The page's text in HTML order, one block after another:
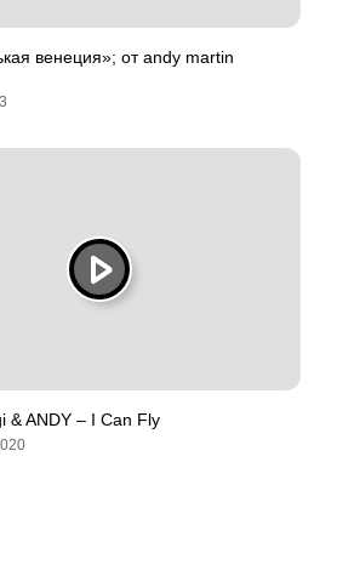
венеция»; от andy martin
& ANDY – I Can Fly